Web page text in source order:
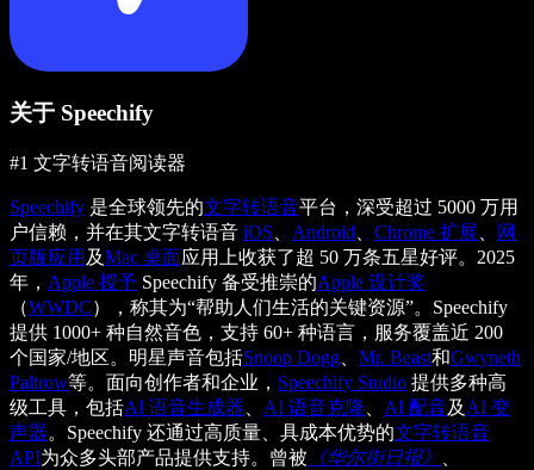
关于 Speechify
#1 文字转语音阅读器
Speechify 是全球领先的文字转语音平台，深受超过 5000 万用
户信赖，并在其文字转语音 iOS Android Chrome 扩展
网
页版应用 及Mac 桌面应用上收获了超 50 万条五星好评。2025
年， Apple 授予 Speechify 备受推崇的Apple 设计奖
（WWDC），称其为“帮助人们生活的关键资源”。Speechify
提供 1000+ 种自然音色，支持 60+ 种语言，服务覆盖近 200
个国家/地区。明星声音包括Snoop Dogg Mr. Beast和Gwyneth
Paltrow等。面向创作者和企业， Speechify Studio 提供多种高
级工具，包括AI 语音生成器 AI 语音克隆 AI 配音及 AI 变
声器。Speechify 还通过高质量、具成本优势的文字转语音
API为众多头部产品提供支持。曾被 《华尔街日报》